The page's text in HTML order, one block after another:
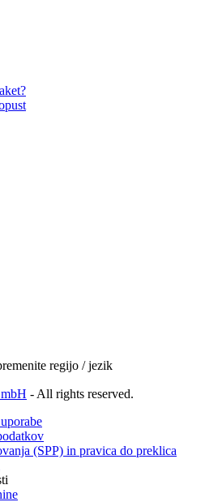
regijo / jezik
- All rights reserved.
(SPP) in pravica do preklica